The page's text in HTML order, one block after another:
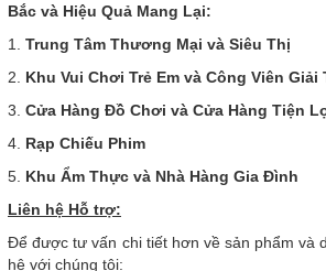
Bắc và Hiệu Quả Mang Lại:
1. Trung Tâm Thương Mại và Siêu Thị
2. Khu Vui Chơi Trẻ Em và Công Viên Giải
3. Cửa Hàng Đồ Chơi và Cửa Hàng Tiện
4. Rạp Chiếu Phim
5. Khu Ẩm Thực và Nhà Hàng Gia Đình
Liên hệ Hỗ trợ:
Để được tư vấn chi tiết hơn về sản phẩm và
hệ với chúng tôi: